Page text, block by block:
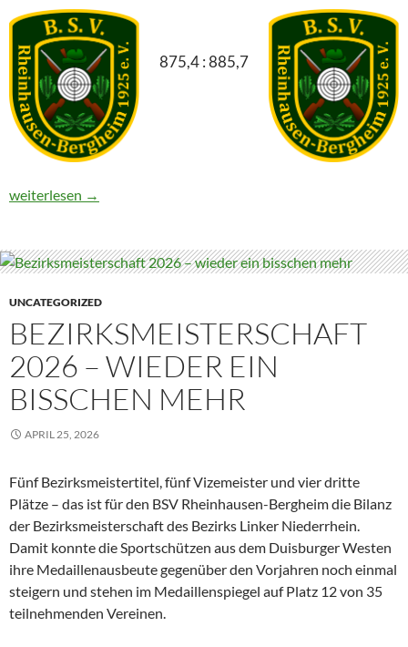
875,4 : 885,7
KKa3 – 2026-06-15
weiterlesen →
UNCATEGORIZED
BEZIRKSMEISTERSCHAFT
2026 – WIEDER EIN
BISSCHEN MEHR
APRIL 25, 2026
Fünf Bezirksmeistertitel, fünf Vizemeister und vier dritte
Plätze – das ist für den BSV Rheinhausen-Bergheim die Bilanz
der Bezirksmeisterschaft des Bezirks Linker Niederrhein.
Damit konnte die Sportschützen aus dem Duisburger Westen
ihre Medaillenausbeute gegenüber den Vorjahren noch einmal
steigern und stehen im Medaillenspiegel auf Platz 12 von 35
teilnehmenden Vereinen.